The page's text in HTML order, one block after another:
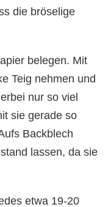
die bröselige
belegen. Mit
Teig nehmen und
nur so viel
sie gerade so
Backblech
lassen, da sie
etwa 19-20